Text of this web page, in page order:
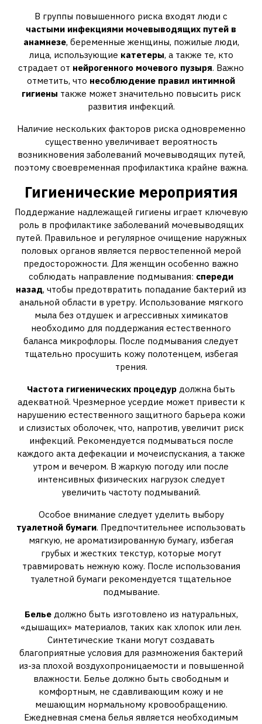
В группы повышенного риска входят люди с
частыми инфекциями мочевыводящих путей в
анамнезе, беременные женщины, пожилые люди,
лица, использующие катетеры, а также те, кто
страдает от нейрогенного мочевого пузыря. Важно
отметить, что несоблюдение правил интимной
гигиены также может значительно повысить риск
развития инфекций.
Наличие нескольких факторов риска одновременно
существенно увеличивает вероятность
возникновения заболеваний мочевыводящих путей,
поэтому своевременная профилактика крайне важна.
Гигиенические мероприятия
Поддержание надлежащей гигиены играет ключевую
роль в профилактике заболеваний мочевыводящих
путей. Правильное и регулярное очищение наружных
половых органов является первостепенной мерой
предосторожности. Для женщин особенно важно
соблюдать направление подмывания: спереди
назад, чтобы предотвратить попадание бактерий из
анальной области в уретру. Использование мягкого
мыла без отдушек и агрессивных химикатов
необходимо для поддержания естественного
баланса микрофлоры. После подмывания следует
тщательно просушить кожу полотенцем, избегая
трения.
Частота гигиенических процедур должна быть
адекватной. Чрезмерное усердие может привести к
нарушению естественного защитного барьера кожи
и слизистых оболочек, что, напротив, увеличит риск
инфекций. Рекомендуется подмываться после
каждого акта дефекации и мочеиспускания, а также
утром и вечером. В жаркую погоду или после
интенсивных физических нагрузок следует
увеличить частоту подмываний.
Особое внимание следует уделить выбору
туалетной бумаги. Предпочтительнее использовать
мягкую, не ароматизированную бумагу, избегая
грубых и жестких текстур, которые могут
травмировать нежную кожу. После использования
туалетной бумаги рекомендуется тщательное
подмывание.
Бельедолжно быть изготовлено из натуральных,
«дышащих» материалов, таких как хлопок или лен.
Синтетические ткани могут создавать
благоприятные условия для размножения бактерий
из-за плохой воздухопроницаемости и повышенной
влажности. Белье должно быть свободным и
комфортным, не сдавливающим кожу и не
мешающим нормальному кровообращению.
Ежедневная смена белья является необходимым